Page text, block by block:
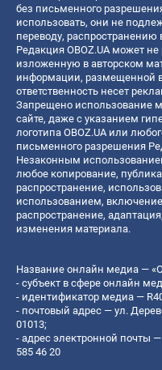
без письменного
использовать, они не
переводу,
Редакция OBOZ.UA может не
изложенную в авторском
информации, размещенной
ответственность несет
Запрещено использование
сайте, даже с указанием
логотипа OBOZ.UA или
письменного разрешения
Незаконным
любое копирование,
распространение,
использованием,
распространение,
изменения материала.
Название онлайн медиа —
- субъект в сфере онлайн
- идентификатор медиа —
- почтовый адрес — ул.
01013;
- адрес электронной почты —
585 46 20